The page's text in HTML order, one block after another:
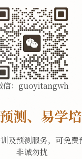
信：guoyitangwh
测、易学
及预测服务，可免费
非诚勿扰